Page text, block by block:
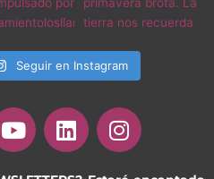
Seguir en Instagram
Y
o
L
i
I
n